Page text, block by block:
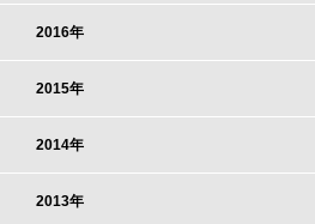
2016年
2015年
2014年
2013年